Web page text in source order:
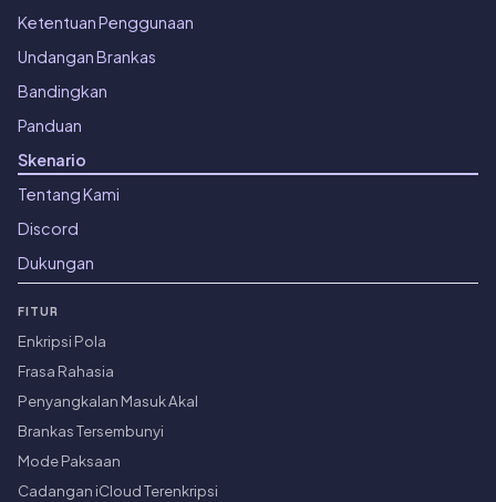
Ketentuan Penggunaan
Undangan Brankas
Bandingkan
Panduan
Skenario
Tentang Kami
Discord
Dukungan
FITUR
Enkripsi Pola
Frasa Rahasia
Penyangkalan Masuk Akal
Brankas Tersembunyi
Mode Paksaan
Cadangan iCloud Terenkripsi